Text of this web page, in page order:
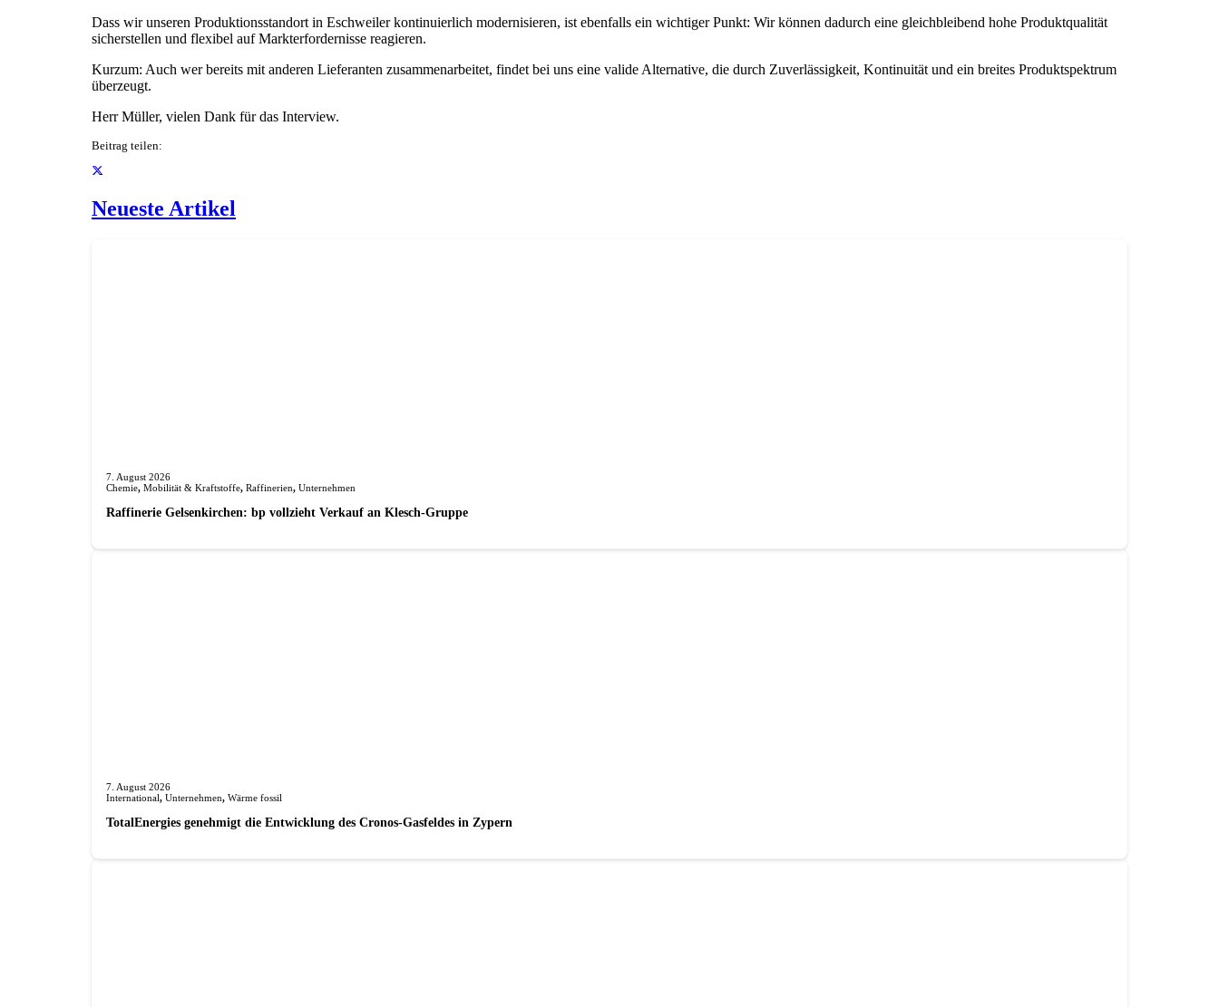
Dass wir unseren Produktionsstandort in Eschweiler kontinuierlich modernisieren, ist ebenfalls ein wichtiger Punkt: Wir können dadurch eine gleichbleibend hohe Produktqualität
sicherstellen und flexibel auf Markterfordernisse reagieren.
Kurzum: Auch wer bereits mit anderen Lieferanten zusammenarbeitet, findet bei uns eine valide Alternative, die durch Zuverlässigkeit, Kontinuität und ein breites Produktspektrum
überzeugt.
Herr Müller, vielen Dank für das Interview.
Beitrag teilen:
Neueste Artikel
7. August 2026
Chemie, Mobilität & Kraftstoffe, Raffinerien, Unternehmen
Raffinerie Gelsenkirchen: bp vollzieht Verkauf an Klesch-Gruppe
7. August 2026
International, Unternehmen, Wärme fossil
TotalEnergies genehmigt die Entwicklung des Cronos-Gasfeldes in Zypern